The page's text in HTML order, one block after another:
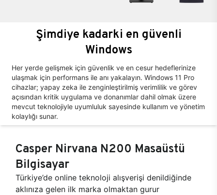
Şimdiye kadarki en güvenli
Windows
Her yerde gelişmek için güvenlik ve en cesur hedeflerinize
ulaşmak için performans ile anı yakalayın. Windows 11 Pro
cihazlar; yapay zeka ile zenginleştirilmiş verimlilik ve görev
açısından kritik uygulama ve donanımlar dahil olmak üzere
mevcut teknolojiyle uyumluluk sayesinde kullanım ve yönetim
kolaylığı sunar.
Casper Nirvana N200 Masaüstü
Bilgisayar
Türkiye’de online teknoloji alışverişi denildiğinde
aklınıza gelen ilk marka olmaktan gurur